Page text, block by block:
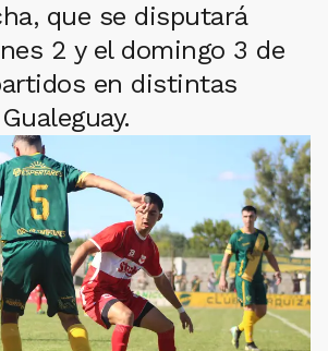
que se disputará
2 y el domingo 3 de
en distintas